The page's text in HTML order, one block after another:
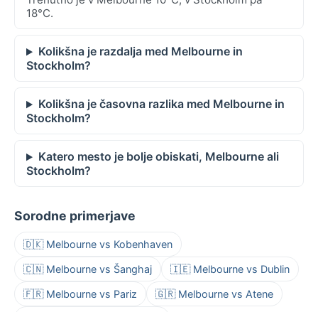
18°C.
Kolikšna je razdalja med Melbourne in
Stockholm?
Kolikšna je časovna razlika med Melbourne in
Stockholm?
Katero mesto je bolje obiskati, Melbourne ali
Stockholm?
Sorodne primerjave
🇩🇰 Melbourne vs Kobenhaven
🇨🇳 Melbourne vs Šanghaj 🇮🇪 Melbourne vs Dublin
🇫🇷 Melbourne vs Pariz 🇬🇷 Melbourne vs Atene